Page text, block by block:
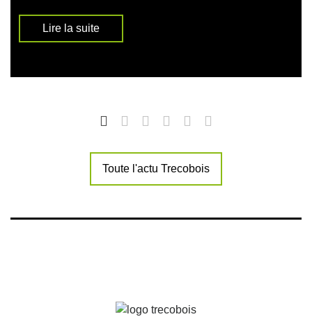
Lire la suite
Toute l'actu Trecobois